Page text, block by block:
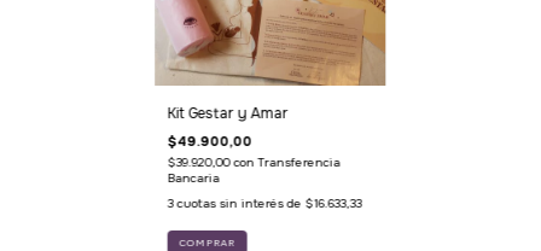
Kit Gestar y Amar
$49.900,00
$39.920,00con Transferencia
Bancaria
3 cuotas sin interés de $16.633,33